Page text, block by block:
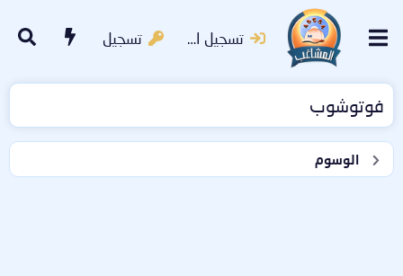
تسجيل الدخول تسجيل
فوتوشوب
الوسوم